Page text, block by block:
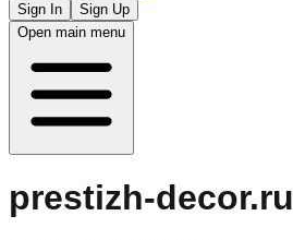
Sign In
Sign Up
Open main menu
prestizh-decor.ru